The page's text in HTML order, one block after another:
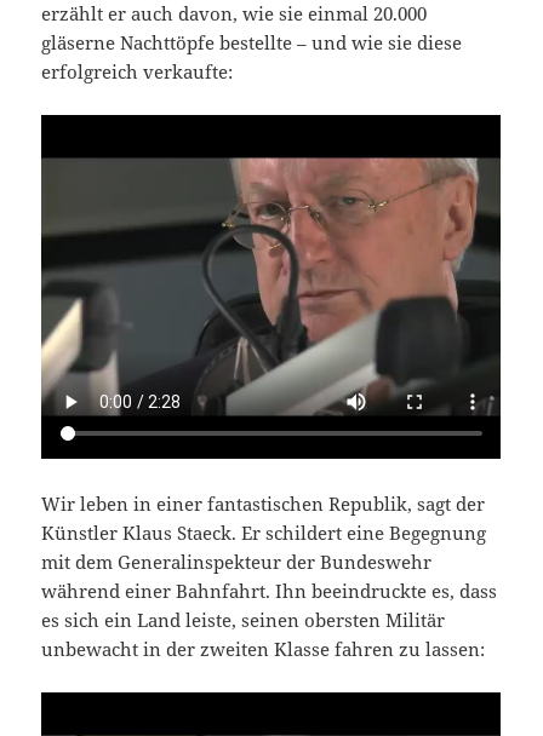
erzählt er auch davon, wie sie einmal 20.000
gläserne Nachttöpfe bestellte – und wie sie diese
erfolgreich verkaufte:
Wir leben in einer fantastischen Republik, sagt der
Künstler Klaus Staeck. Er schildert eine Begegnung
mit dem Generalinspekteur der Bundeswehr
während einer Bahnfahrt. Ihn beeindruckte es, dass
es sich ein Land leiste, seinen obersten Militär
unbewacht in der zweiten Klasse fahren zu lassen: